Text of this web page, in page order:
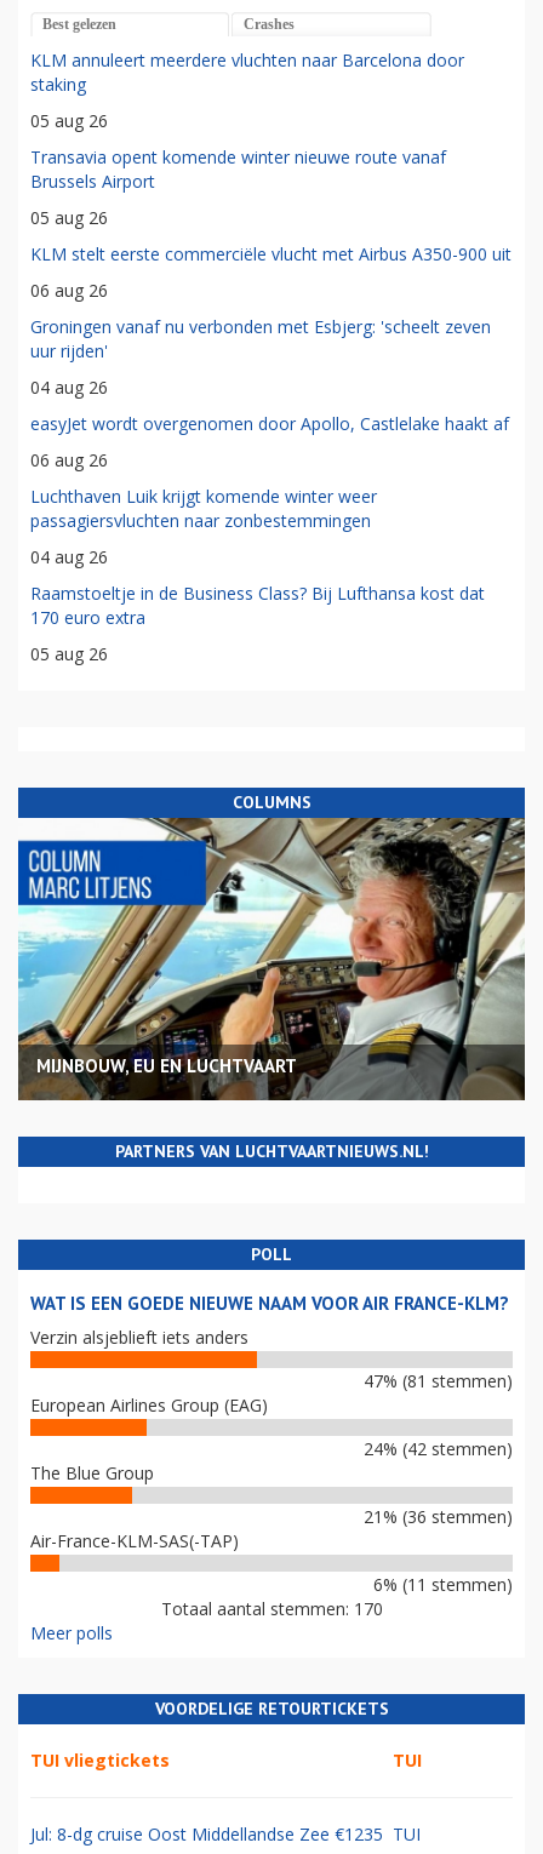
Best gelezen Crashes
KLM annuleert meerdere vluchten naar Barcelona door
staking
05 aug 26
Transavia opent komende winter nieuwe route vanaf
Brussels Airport
05 aug 26
KLM stelt eerste commerciële vlucht met Airbus A350-900 uit
06 aug 26
Groningen vanaf nu verbonden met Esbjerg: 'scheelt zeven
uur rijden'
04 aug 26
easyJet wordt overgenomen door Apollo, Castlelake haakt af
06 aug 26
Luchthaven Luik krijgt komende winter weer
passagiersvluchten naar zonbestemmingen
04 aug 26
Raamstoeltje in de Business Class? Bij Lufthansa kost dat
170 euro extra
05 aug 26
COLUMNS
MIJNBOUW, EU EN LUCHTVAART
PARTNERS VAN LUCHTVAARTNIEUWS.NL!
POLL
WAT IS EEN GOEDE NIEUWE NAAM VOOR AIR FRANCE-KLM?
Verzin alsjeblieft iets anders
47% (81 stemmen)
European Airlines Group (EAG)
24% (42 stemmen)
The Blue Group
21% (36 stemmen)
Air-France-KLM-SAS(-TAP)
6% (11 stemmen)
Totaal aantal stemmen: 170
Meer polls
VOORDELIGE RETOURTICKETS
TUI vliegtickets TUI
Jul: 8-dg cruise Oost Middellandse Zee €1235 TUI